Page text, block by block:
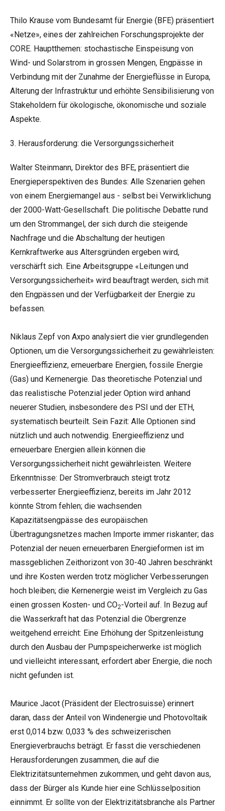
Thilo Krause vom Bundesamt für Energie (BFE) präsentiert
«Netze», eines der zahlreichen Forschungsprojekte der
CORE. Hauptthemen: stochastische Einspeisung von
Wind- und Solarstrom in grossen Mengen, Engpässe in
Verbindung mit der Zunahme der Energieflüsse in Europa,
Alterung der Infrastruktur und erhöhte Sensibilisierung von
Stakeholdern für ökologische, ökonomische und soziale
Aspekte.
3. Herausforderung: die Versorgungssicherheit
Walter Steinmann, Direktor des BFE, präsentiert die
Energieperspektiven des Bundes: Alle Szenarien gehen
von einem Energiemangel aus - selbst bei Verwirklichung
der 2000-Watt-Gesellschaft. Die politische Debatte rund
um den Strommangel, der sich durch die steigende
Nachfrage und die Abschaltung der heutigen
Kernkraftwerke aus Altersgründen ergeben wird,
verschärft sich. Eine Arbeitsgruppe «Leitungen und
Versorgungssicherheit» wird beauftragt werden, sich mit
den Engpässen und der Verfügbarkeit der Energie zu
befassen.
Niklaus Zepf von Axpo analysiert die vier grundlegenden
Optionen, um die Versorgungssicherheit zu gewährleisten:
Energieeffizienz, erneuerbare Energien, fossile Energie
(Gas) und Kernenergie. Das theoretische Potenzial und
das realistische Potenzial jeder Option wird anhand
neuerer Studien, insbesondere des PSI und der ETH,
systematisch beurteilt. Sein Fazit: Alle Optionen sind
nützlich und auch notwendig. Energieeffizienz und
erneuerbare Energien allein können die
Versorgungssicherheit nicht gewährleisten. Weitere
Erkenntnisse: Der Stromverbrauch steigt trotz
verbesserter Energieeffizienz, bereits im Jahr 2012
könnte Strom fehlen; die wachsenden
Kapazitätsengpässe des europäischen
Übertragungsnetzes machen Importe immer riskanter; das
Potenzial der neuen erneuerbaren Energieformen ist im
massgeblichen Zeithorizont von 30-40 Jahren beschränkt
und ihre Kosten werden trotz möglicher Verbesserungen
hoch bleiben; die Kernenergie weist im Vergleich zu Gas
einen grossen Kosten- und CO2-Vorteil auf. In Bezug auf
die Wasserkraft hat das Potenzial die Obergrenze
weitgehend erreicht: Eine Erhöhung der Spitzenleistung
durch den Ausbau der Pumpspeicherwerke ist möglich
und vielleicht interessant, erfordert aber Energie, die noch
nicht gefunden ist.
Maurice Jacot (Präsident der Electrosuisse) erinnert
daran, dass der Anteil von Windenergie und Photovoltaik
erst 0,014 bzw. 0,033 % des schweizerischen
Energieverbrauchs beträgt. Er fasst die verschiedenen
Herausforderungen zusammen, die auf die
Elektrizitätsunternehmen zukommen, und geht davon aus,
dass der Bürger als Kunde hier eine Schlüsselposition
einnimmt. Er sollte von der Elektrizitätsbranche als Partner